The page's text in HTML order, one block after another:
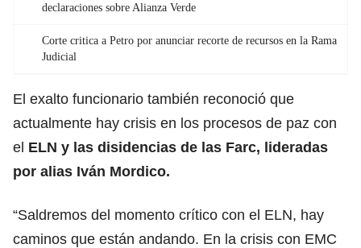
declaraciones sobre Alianza Verde
Corte critica a Petro por anunciar recorte de recursos en la Rama
Judicial
El exalto funcionario también reconoció que
actualmente hay crisis en los procesos de paz con
el ELN y las disidencias de las Farc, lideradas
por alias Iván Mordico.
“Saldremos del momento crítico con el ELN, hay
caminos que están andando. En la crisis con EMC